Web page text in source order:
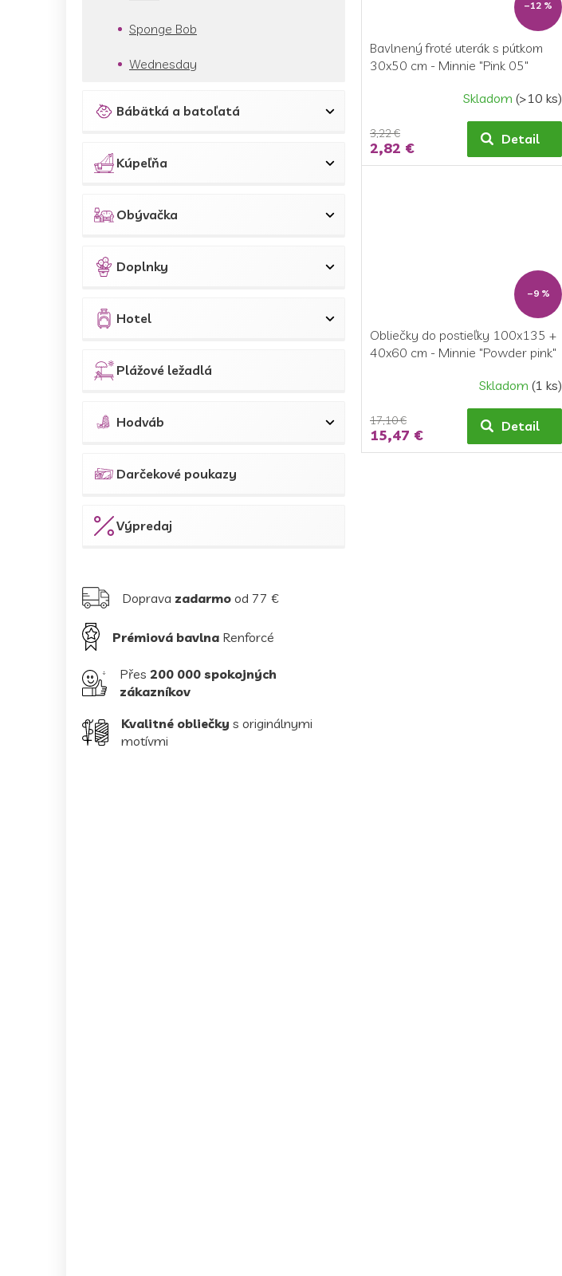
Sponge Bob
Wednesday
Bábätká a batoľatá
Kúpeľňa
Obývačka
Doplnky
Hotel
Plážové ležadlá
Hodváb
Darčekové poukazy
Výpredaj
Doprava zadarmo od 77 €
Prémiová bavlna Renforcé
Přes 200 000 spokojných
zákazníkov
Kvalitné obliečky s originálnymi
motívmi
–12 %
Bavlnený froté uterák s pútkom
30x50 cm - Minnie "Pink 05"
Skladom(>10 ks)
3,22 €
2,82 € Detail
–9 %
Obliečky do postieľky 100x135 +
40x60 cm - Minnie "Powder pink"
Skladom(1 ks)
17,10 €
15,47 € Detail